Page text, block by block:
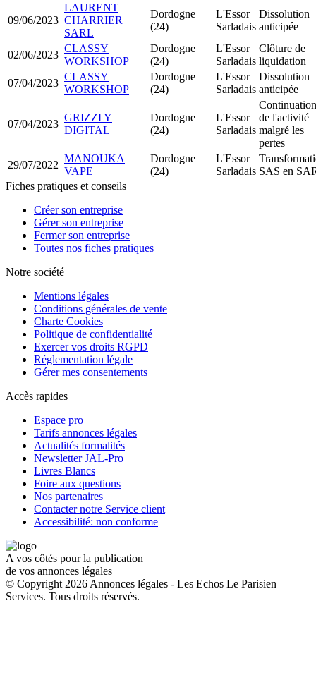
09/06/2023
LAURENT
CHARRIER
SARL
Dordogne
(24)
L'Essor
Sarladais
Dissolution
anticipée
02/06/2023
CLASSY
WORKSHOP
Dordogne
(24)
L'Essor
Sarladais
Clôture de
liquidation
07/04/2023
CLASSY
WORKSHOP
Dordogne
(24)
L'Essor
Sarladais
Dissolution
anticipée
07/04/2023
GRIZZLY
DIGITAL
Dordogne
(24)
L'Essor
Sarladais
Continuation
de l'activité
malgré les
pertes
29/07/2022
MANOUKA
VAPE
Dordogne
(24)
L'Essor
Sarladais SAS en
Fiches pratiques et conseils
Créer son entreprise
Gérer son entreprise
Fermer son entreprise
Toutes nos fiches pratiques
Notre société
Mentions légales
Conditions générales de vente
Charte Cookies
Politique de confidentialité
Exercer vos droits RGPD
Réglementation légale
Gérer mes consentements
Accès rapides
Espace pro
Tarifs annonces légales
Actualités formalités
Newsletter JAL-Pro
Livres Blancs
Foire aux questions
Nos partenaires
Contacter notre Service client
Accessibilité: non conforme
A vos côtés pour la publication
de vos annonces légales
© Copyright 2026 Annonces légales - Les Echos Le Parisien
Services. Tous droits réservés.